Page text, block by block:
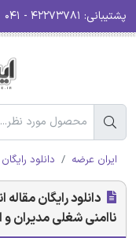
پشتیبانی:
ایران عرضه دانلود
دانلود رایگان
ناامنی شغلی مدیران و